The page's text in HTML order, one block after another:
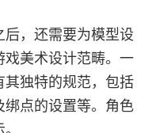
后，还需要为模型设
美术设计范畴。一
独特的规范，包括
绑点的设置等。角色